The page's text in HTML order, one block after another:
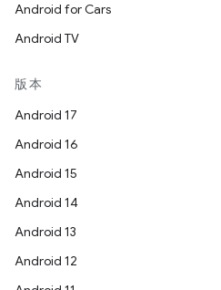
Android for Cars
Android TV
版本
Android 17
Android 16
Android 15
Android 14
Android 13
Android 12